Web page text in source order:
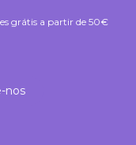
grátis a partir de 50€
nos
grátis a partir de 50€